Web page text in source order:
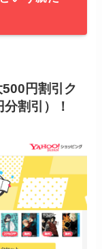
円割引ク
割引）！